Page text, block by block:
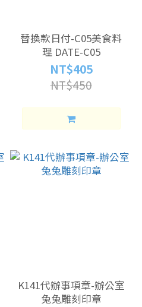
替換款日付-C05美食料
理 DATE-C05
NT$405
NT$450
K141代辦事項章-辦公室
兔兔雕刻印章